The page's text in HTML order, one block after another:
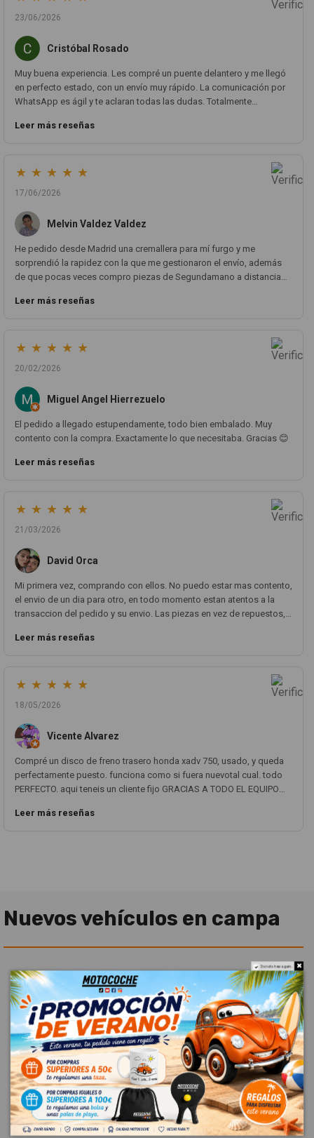
23/06/2026
Cristóbal Rosado
Muy buena experiencia. Les compré un puente delantero y me llegó
en perfecto estado, con un envío muy rápido. La comunicación por
WhatsApp es ágil y te aclaran todas las dudas. Totalmente
Leer más reseñas
★ ★ ★ ★ ★
17/06/2026
Melvin Valdez Valdez
He pedido desde Madrid una cremallera para mí furgo y me
sorprendió la rapidez con la que me gestionaron el envío, además
de que pocas veces compro piezas de Segundamano a distancia
desperfectos que no se aprecian por fotos. Al final todo perfecto, la
Leer más reseñas
★ ★ ★ ★ ★
20/02/2026
Miguel Angel Hierrezuelo
El pedido a llegado estupendamente, todo bien embalado. Muy
contento con la compra. Exactamente lo que necesitaba. Gracias 😊
Leer más reseñas
★ ★ ★ ★ ★
21/03/2026
David Orca
Mi primera vez, comprando con ellos. No puedo estar mas contento,
el envio de un dia para otro, en todo momento estan atentos a la
transaccion del pedido y su envio. Las piezas en vez de repuestos,
Leer más reseñas
★ ★ ★ ★ ★
18/05/2026
Vicente Alvarez
Compré un disco de freno trasero honda xadv 750, usado, y queda
perfectamente puesto. funciona como si fuera nuevotal cual. todo
PERFECTO. aqui teneis un cliente fijo GRACIAS A TODO EL EQUIPO
Leer más reseñas
Nuevos vehículos en campa
Novedad
TOYOTA COROLLA SEDÁN
(_E21_)
Novedad
TOYOTA RAV 4 V
_H5_)
Do not show again.